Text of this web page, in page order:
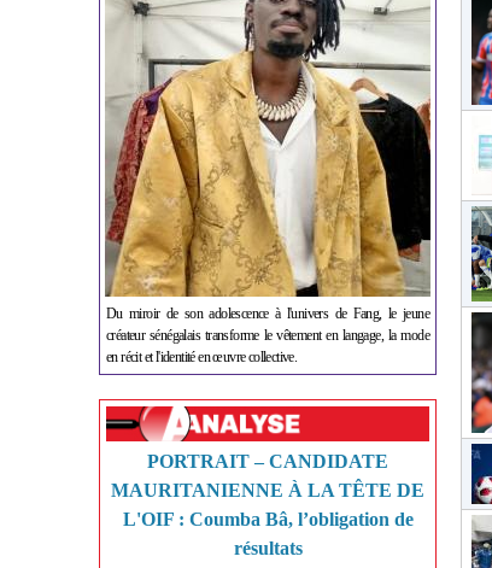
Du miroir de son adolescence à l'univers de Fang, le jeune
créateur sénégalais transforme le vêtement en langage, la mode
en récit et l'identité en œuvre collective.
PORTRAIT – CANDIDATE
MAURITANIENNE À LA TÊTE DE
L'OIF : Coumba Bâ, l’obligation de
résultats